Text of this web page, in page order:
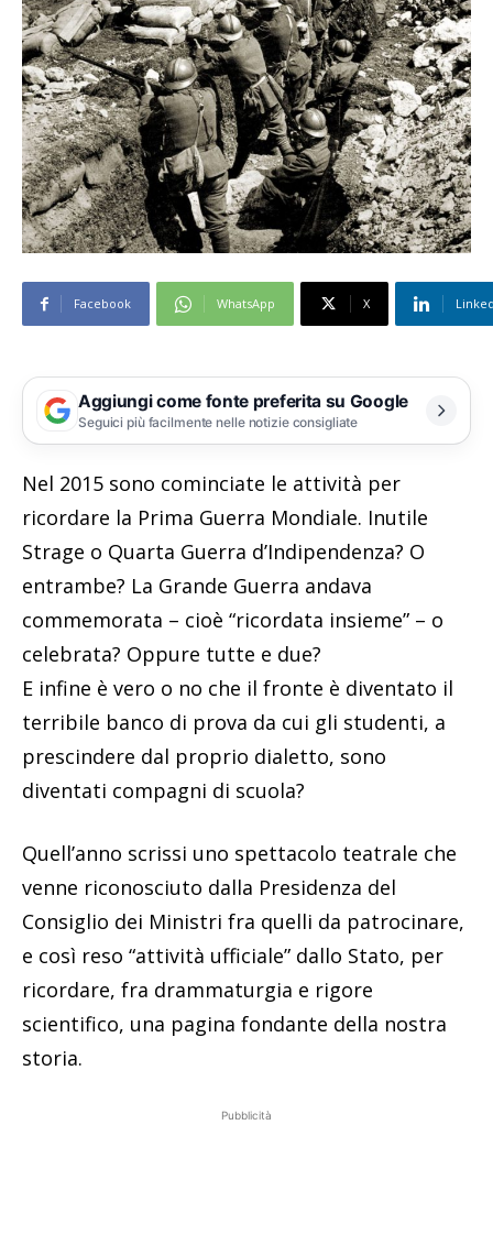
Facebook WhatsApp X
Aggiungi come fonte preferita su Google
Seguici più facilmente nelle notizie consigliate
Nel 2015 sono cominciate le attività per
ricordare la Prima Guerra Mondiale. Inutile
Strage o Quarta Guerra d’Indipendenza? O
entrambe? La Grande Guerra andava
commemorata – cioè “ricordata insieme” – o
celebrata? Oppure tutte e due?
E infine è vero o no che il fronte è diventato il
terribile banco di prova da cui gli studenti, a
prescindere dal proprio dialetto, sono
diventati compagni di scuola?
Quell’anno scrissi uno spettacolo teatrale che
venne riconosciuto dalla Presidenza del
Consiglio dei Ministri fra quelli da patrocinare,
e così reso “attività ufficiale” dallo Stato, per
ricordare, fra drammaturgia e rigore
scientifico, una pagina fondante della nostra
storia.
Pubblicità